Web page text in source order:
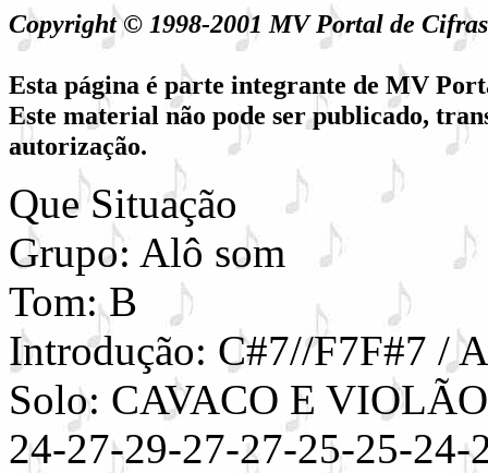
Copyright © 1998-2001 MV Portal de
Esta página é parte integrante de MV
Este material não pode ser publicado,
autorização.
Que Situação
Grupo: Alô som
Tom: B
Introdução: C#7//F7F#7 /
Solo: CAVACO E
24-27-29-27-27-25-25-